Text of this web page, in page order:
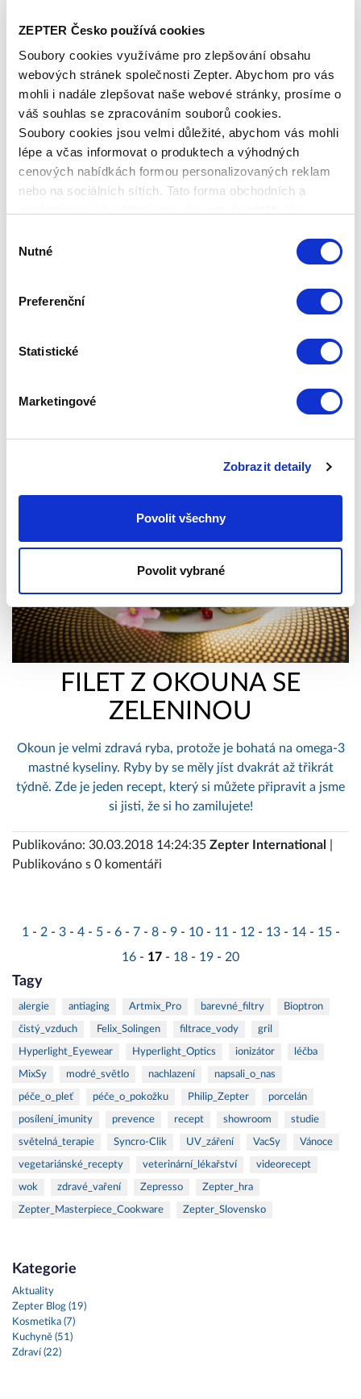
ZEPTER Česko používá cookies
Soubory cookies využíváme pro zlepšování obsahu
webových stránek společnosti Zepter. Abychom pro vás
mohli i nadále zlepšovat naše webové stránky, prosíme o
váš souhlas se zpracováním souborů cookies.
Soubory cookies jsou velmi důležité, abychom vás mohli
lépe a včas informovat o produktech a výhodných
cenových nabídkách formou personalizovaných reklam
nebo na sociálních sítích. Tato forma obchodních a
souhlasu
Nutné
Preferenční
Statistické
Marketingové
Zobrazit detaily
Povolit všechny
Povolit vybrané
LASAGNE SE ZELENINOU
pravděpodobně tlustá, líná, nevrlá kočka Garfield. Ano, také
ho milujeme. Nikdo nemůže odolat teplým lasagním, čerstvě
vytaženým z trouby. Ale nebudeme mluvit o těchto
tradičních lasagních. Chceme vám ukázat nové a lahodné
Zepter International|
FILET Z OKOUNA SE
ZELENINOU
Okoun je velmi zdravá ryba, protože je bohatá na omega-3
mastné kyseliny. Ryby by se měly jíst dvakrát až třikrát
týdně. Zde je jeden recept, který si můžete připravit a jsme
si jisti, že si ho zamilujete!
Publikováno: 30.03.2018 14:24:35 Zepter International
Publikováno s 0 komentáři
1 - 2 - 3 - 4 - 5 - 6 - 7 - 8 - 9 - 10 - 11 - 12 - 13 - 14 - 15 -
16 - 17 - 18 - 19 - 20
Tagy
alergie antiaging Artmix_Pro barevné_filtry Bioptron
čistý_vzduch Felix_Solingen filtrace_vody gril
Hyperlight_Eyewear Hyperlight_Optics ionizátor léčba
MixSy modré_světlo nachlazení napsali_o_nas
péče_o_pleť péče_o_pokožku Philip_Zepter porcelán
posílení_imunity prevence recept showroom studie
světelná_terapie Syncro-Clik UV_záření VacSy Vánoce
vegetariánské_recepty veterinární_lékařství videorecept
wok zdravé_vaření Zepresso Zepter_hra
Zepter_Masterpiece_Cookware Zepter_Slovensko
Kategorie
Aktuality
Zepter Blog (19)
Kosmetika (7)
Kuchyně (51)
Zdraví (22)